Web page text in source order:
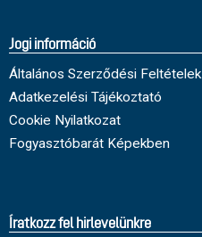
Jogi információ
Általános Szerződési Feltételek
Adatkezelési Tájékoztató
Cookie Nyilatkozat
Fogyasztóbarát Képekben
Íratkozz fel hirlevelünkre